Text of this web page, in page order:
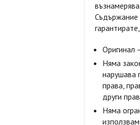
Съдържание
Оригинал
Няма
нарушава
права,
други
Няма